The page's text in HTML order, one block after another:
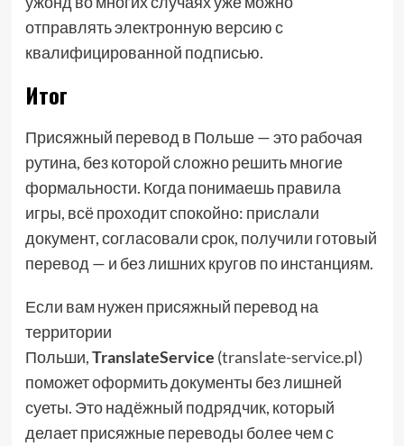
отправлять электронную версию с
квалифицированной подписью.
Итог
Присяжный перевод в Польше — это рабочая
рутина, без которой сложно решить многие
формальности. Когда понимаешь правила
игры, всё проходит спокойно: прислали
документ, согласовали срок, получили готовый
перевод — и без лишних кругов по инстанциям.
Если вам нужен присяжный перевод на
территории
Польши,TranslateService (translate-service.pl)
поможет оформить документы без лишней
суеты. Это надёжный подрядчик, который
делает присяжные переводы более чем с